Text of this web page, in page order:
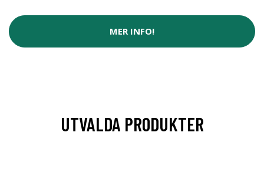
MER INFO!
UTVALDA PRODUKTER